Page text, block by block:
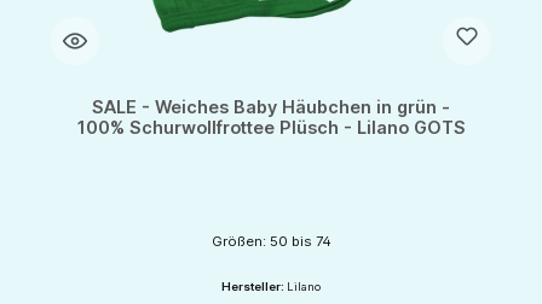
SALE - Weiches Baby Häubchen in grün -
100% Schurwollfrottee Plüsch - Lilano GOTS
Größen: 50 bis 74
Hersteller: Lilano